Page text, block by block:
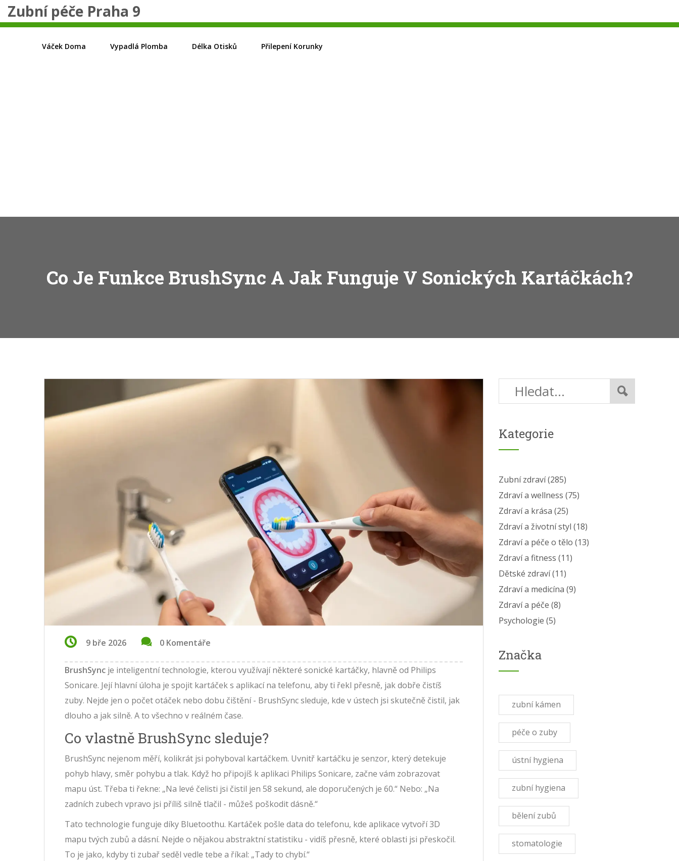
Zubní péče Praha 9
Váček Doma Vypadlá Plomba Délka Otisků Přilepení Korunky
Co Je Funkce BrushSync A Jak Funguje V Sonických Kartáčkách?
9 bře 2026 0 Komentáře
BrushSync je inteligentní technologie, kterou využívají některé sonické kartáčky, hlavně od Philips
Sonicare. Její hlavní úloha je spojit kartáček s aplikací na telefonu, aby ti řekl přesně, jak dobře čistíš
zuby. Nejde jen o počet otáček nebo dobu čištění - BrushSync sleduje, kde v ústech jsi skutečně čistil, jak
dlouho a jak silně. A to všechno v reálném čase.
Co vlastně BrushSync sleduje?
BrushSync nejenom měří, kolikrát jsi pohyboval kartáčkem. Uvnitř kartáčku je senzor, který detekuje
pohyb hlavy, směr pohybu a tlak. Když ho připojíš k aplikaci Philips Sonicare, začne vám zobrazovat
mapu úst. Třeba ti řekne: „Na levé čelisti jsi čistil jen 58 sekund, ale doporučených je 60.“ Nebo: „Na
zadních zubech vpravo jsi příliš silně tlačil - můžeš poškodit dásně.“
Tato technologie funguje díky Bluetoothu. Kartáček pošle data do telefonu, kde aplikace vytvoří 3D
mapu tvých zubů a dásní. Nejde o nějakou abstraktní statistiku - vidíš přesně, které oblasti jsi přeskočil.
To je jako, kdyby ti zubař seděl vedle tebe a říkal: „Tady to chybí.“
Kategorie
Zubní zdraví(285)
Zdraví a wellness (75)
Zdraví a krása (25)
Zdraví a životní styl (18)
Zdraví a péče o tělo (13)
Zdraví a fitness (11)
Dětské zdraví(11)
Zdraví a medicína (9)
Zdraví a péče (8)
Psychologie (5)
Značka
zubní kámen
péče o zuby
ústní hygiena
zubní hygiena
bělení zubů
stomatologie